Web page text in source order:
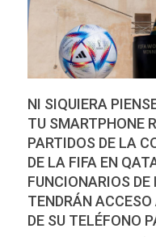
NI SIQUIERA
TU SMARTPHONE
PARTIDOS DE LA
DE LA FIFA EN
FUNCIONARIOS
TENDRÁN
DE SU TELÉFONO